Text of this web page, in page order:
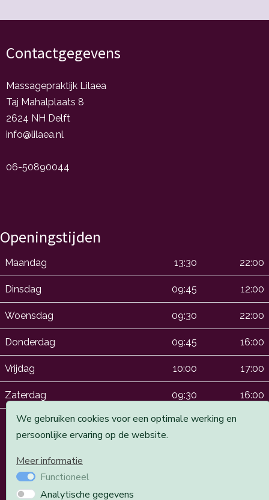
Contactgegevens
Massagepraktijk Lilaea
Taj Mahalplaats 8
2624 NH Delft
info@lilaea.nl
06-50890044
Openingstijden
Maandag 13:30 22:00
Dinsdag 09:45 12:00
Woensdag 09:30 22:00
Donderdag 09:45 16:00
Vrijdag 10:00 17:00
Zaterdag 09:30 16:00
we open in de oneven weken
We gebruiken cookies voor een optimale werking en
persoonlijke ervaring op de website.
Meer informatie
Functioneel
Analytische gegevens